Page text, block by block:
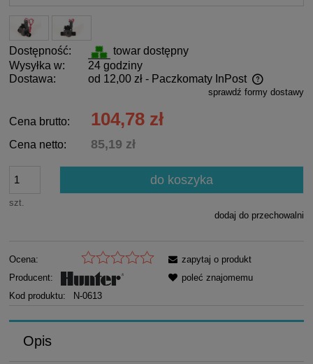
Dostępność:
towar dostępny
Wysyłka w:
24 godziny
Dostawa:
od 12,00 zł - Paczkomaty InPost
Cena nie zawiera ewentualnych kosztów płatnościsprawdź formy dostawy
Cena brutto: 104,78 zł
Cena netto: 85,19 zł
szt.
do koszyka
dodaj do przechowalni
Ocena:
Producent:
Kod produktu:
N-0613
zapytaj o produkt
poleć znajomemu
Opis